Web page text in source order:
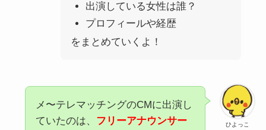
出演している女性は誰？
プロフィールや経歴
をまとめていくよ！
ひよっこ
メ〜テレマッチングのCMに出演し
ていたのは、 フリーアナウンサー